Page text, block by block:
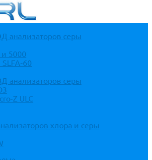
анализаторов серы
и 5000
60
анализаторов серы
Z ULC
хлора и серы